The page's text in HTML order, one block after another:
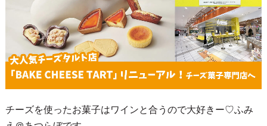
チーズを使ったお菓子はワインと合うので大好きー♡ふみ